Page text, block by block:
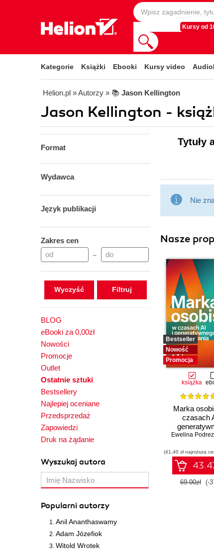
Kursy od
Kategorie Książki Ebooki Kursy video
Helion.pl » Autorzy » 📚 Jason Kellington
Jason Kellington -
Format
Wydawca
Język publikacji
Zakres cen
–
Wyczyść
BLOG
eBooki za 0,00zł
Nowości
Promocje
Outlet
Ostatnie sztuki
Bestsellery
Najlepiej oceniane
Przedsprzedaż
Zapowiedzi
Druk na żądanie
Wyszukaj autora
Popularni autorzy
Anil Ananthaswamy
Adam Józefiok
Witold Wrotek
Tytuły
Nie
Nasze
Bestseller
Nowość
Promocja
książka
Marka
czasach
Ewelina
(41,40 zł najniższa
69.00zł (-